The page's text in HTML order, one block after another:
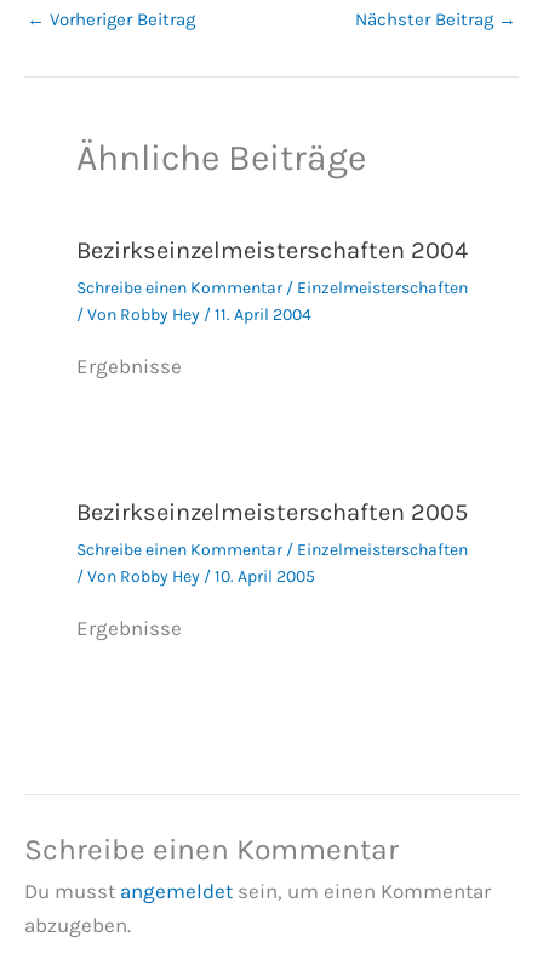
← Vorheriger Beitrag Nächster Beitrag →
Ähnliche Beiträge
Bezirkseinzelmeisterschaften 2004
Schreibe einen Kommentar / Einzelmeisterschaften
/ Von Robby Hey /11. April 2004
Ergebnisse
Bezirkseinzelmeisterschaften 2005
Schreibe einen Kommentar / Einzelmeisterschaften
/ Von Robby Hey /10. April 2005
Ergebnisse
Schreibe einen Kommentar
Du musst angemeldet sein, um einen Kommentar
abzugeben.